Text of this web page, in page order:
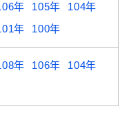
年 105年
104年
年 100年
年 106年
104年